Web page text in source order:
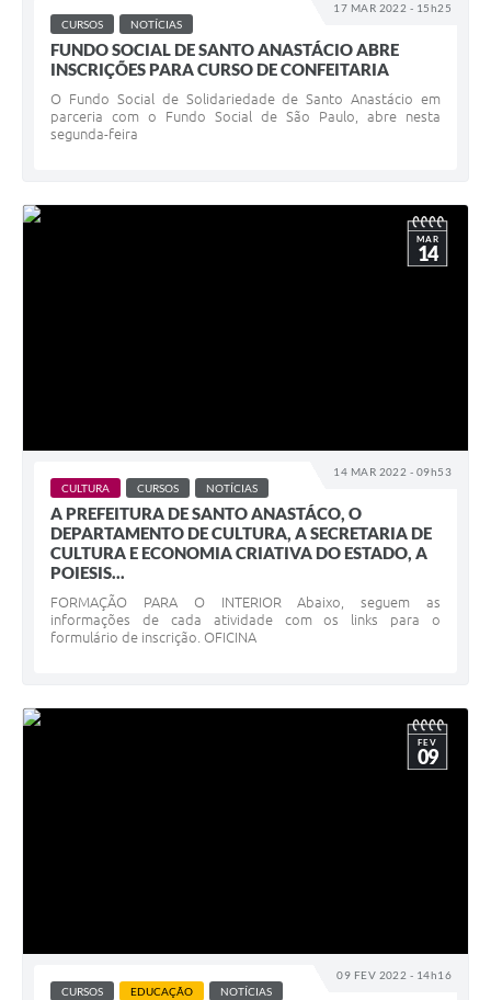
17 MAR 2022 - 15h25
CURSOS
NOTÍCIAS
FUNDO SOCIAL DE SANTO ANASTÁCIO ABRE
INSCRIÇÕES PARA CURSO DE CONFEITARIA
O Fundo Social de Solidariedade de Santo Anastácio em
parceria com o Fundo Social de São Paulo, abre nesta
segunda-feira
14 MAR 2022 - 09h53
MAR
14
CULTURA CURSOS NOTÍCIAS
A PREFEITURA DE SANTO ANASTÁCO, O
DEPARTAMENTO DE CULTURA, A SECRETARIA DE
CULTURA E ECONOMIA CRIATIVA DO ESTADO, A
POIESIS...
FORMAÇÃO PARA O INTERIOR Abaixo, seguem as
informações de cada atividade com os links para o
formulário de inscrição. OFICINA
09 FEV 2022 - 14h16
FEV
09
CURSOS EDUCAÇÃO NOTÍCIAS